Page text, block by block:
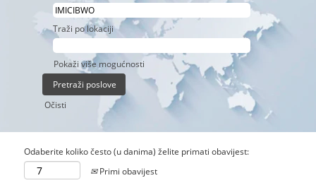
Traži po lokaciji
Pokaži više mogućnosti
Očisti
Odaberite koliko često (u danima) želite primati obavijest:
Primi obavijest